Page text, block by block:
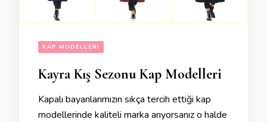
KAP MODELLERI
Kayra Kış Sezonu Kap Modelleri
Kapalı bayanlarımızın sıkça tercih ettiği kap
modellerinde kaliteli marka arıyorsanız o halde